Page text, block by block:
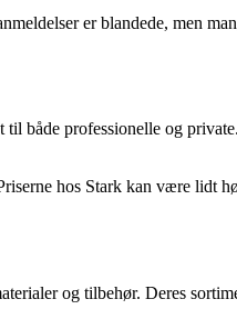
er blandede, men
både professionelle og
hos Stark kan være lidt
og tilbehør. Deres